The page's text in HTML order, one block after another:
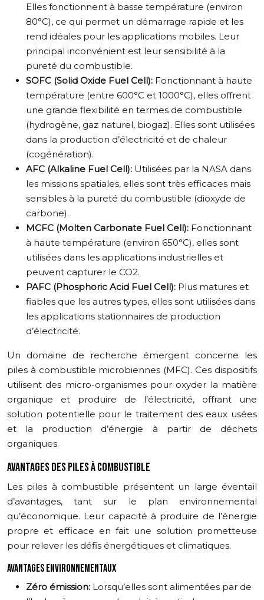
Elles fonctionnent à basse température (environ
80°C), ce qui permet un démarrage rapide et les
rend idéales pour les applications mobiles. Leur
principal inconvénient est leur sensibilité à la
pureté du combustible.
SOFC (Solid Oxide Fuel Cell): Fonctionnant à haute
température (entre 600°C et 1000°C), elles offrent
une grande flexibilité en termes de combustible
(hydrogène, gaz naturel, biogaz). Elles sont utilisées
dans la production d’électricité et de chaleur
(cogénération).
AFC (Alkaline Fuel Cell): Utilisées par la NASA dans
les missions spatiales, elles sont très efficaces mais
sensibles à la pureté du combustible (dioxyde de
carbone).
MCFC (Molten Carbonate Fuel Cell): Fonctionnant
à haute température (environ 650°C), elles sont
utilisées dans les applications industrielles et
peuvent capturer le CO2.
PAFC (Phosphoric Acid Fuel Cell): Plus matures et
fiables que les autres types, elles sont utilisées dans
les applications stationnaires de production
d’électricité.
Un domaine de recherche émergent concerne les
piles à combustible microbiennes (MFC). Ces dispositifs
utilisent des micro-organismes pour oxyder la matière
organique et produire de l’électricité, offrant une
solution potentielle pour le traitement des eaux usées
et la production d’énergie à partir de déchets
organiques.
AVANTAGES DES PILES À COMBUSTIBLE
Les piles à combustible présentent un large éventail
d’avantages, tant sur le plan environnemental
qu’économique. Leur capacité à produire de l’énergie
propre et efficace en fait une solution prometteuse
pour relever les défis énergétiques et climatiques.
AVANTAGES ENVIRONNEMENTAUX
Zéro émission: Lorsqu’elles sont alimentées par de